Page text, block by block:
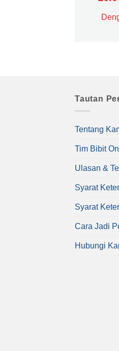
Tautan
Tentang
Tim Bibit
Ulasan &
Syarat
Syarat
Cara Jadi
Hubungi